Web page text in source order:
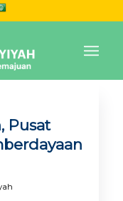
Pusat